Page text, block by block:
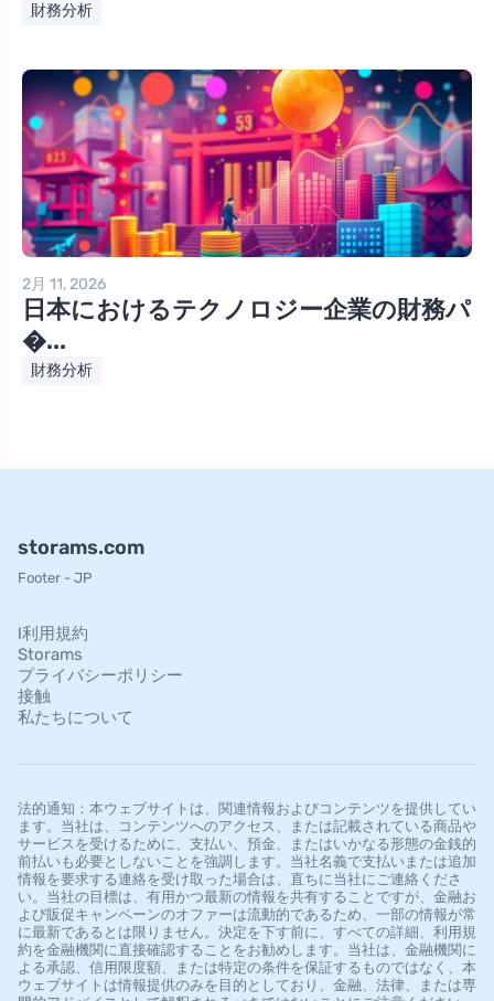
財務分析
2月 11, 2026
日本におけるテクノロジー企業の財務パ
�...
財務分析
storams.com
Footer - JP
l利用規約
Storams
プライバシーポリシー
接触
私たちについて
法的通知：本ウェブサイトは、関連情報およびコンテンツを提供してい
ます。当社は、コンテンツへのアクセス、または記載されている商品や
サービスを受けるために、支払い、預金、またはいかなる形態の金銭的
前払いも必要としないことを強調します。当社名義で支払いまたは追加
情報を要求する連絡を受け取った場合は、直ちに当社にご連絡くださ
い。当社の目標は、有用かつ最新の情報を共有することですが、金融お
よび販促キャンペーンのオファーは流動的であるため、一部の情報が常
に最新であるとは限りません。決定を下す前に、すべての詳細、利用規
約を金融機関に直接確認することをお勧めします。当社は、金融機関に
よる承認、信用限度額、または特定の条件を保証するものではなく、本
ウェブサイトは情報提供のみを目的としており、金融、法律、または専